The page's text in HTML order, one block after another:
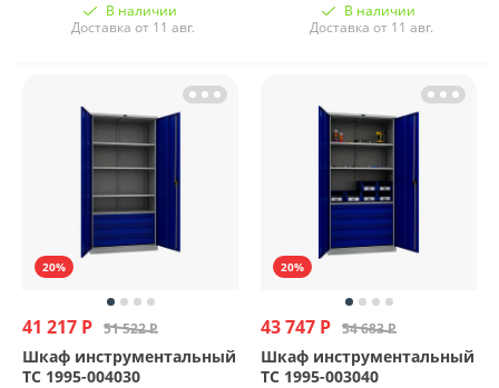
В наличии
Доставка от 11 авг.
В наличии
Доставка от 11 авг.
20%
41 217 Р 51 522 Р
Шкаф инструментальный
ТС 1995-004030
20%
43 747 Р 54 683 Р
Шкаф инструментальный
ТС 1995-003040